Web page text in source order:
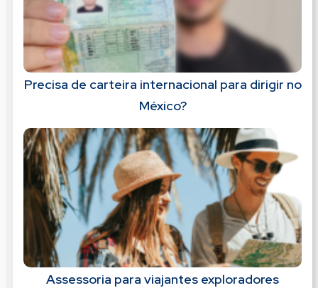
Precisa de carteira internacional para dirigir no
México?
Assessoria para viajantes exploradores